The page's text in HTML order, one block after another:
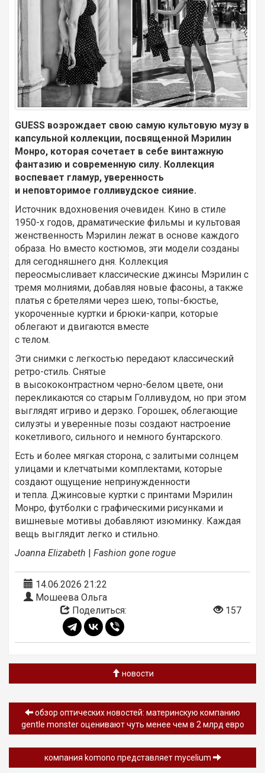
GUESS возрождает свою самую культовую музу в
капсульной коллекции, посвященной Мэрилин
Монро, которая сочетает в себе винтажную
фантазию и современную силу. Коллекция
воспевает гламур, уверенность
и неповторимое голливудское сияние.
Источник вдохновения очевиден. Кино в стиле
1950-х годов, драматические фильмы и культовая
женственность Мэрилин лежат в основе каждого
образа. Но вместо костюмов, эти модели созданы
для сегодняшнего дня. Коллекция
переосмысливает классические джинсы Мэрилин с
тремя молниями, добавляя новые фасоны, а также
платья с бретелями через шею, топы-бюстье,
укороченные куртки и брюки-капри, которые
облегают и двигаются вместе
с телом.
Эти снимки с легкостью передают классический
ретро-стиль. Снятые
в высококонтрастном черно-белом цвете, они
перекликаются со старым Голливудом, но при этом
выглядят игриво и дерзко. Горошек, облегающие
силуэты и уверенные позы создают настроение
кокетливого, сильного и немного бунтарского.
Есть и более мягкая сторона, с залитыми солнцем
улицами и клетчатыми комплектами, которые
создают ощущение непринужденности
и тепла. Джинсовые куртки с принтами Мэрилин
Монро, футболки с графическими рисунками и
вишневые мотивы добавляют изюминку. Каждая
вещь выглядит легко и стильно.
Joanna Elizabeth | Fashion gone rogue
14.06.2026 21:22
Мошеева Ольга
Поделиться:
157
новости
обзор oптических новостей: материнскую компанию
gentle monster оценивают чуть менее чем в 2 млрд евро
компания komono представляет mycelium